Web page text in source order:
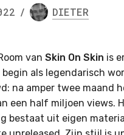
/ DIETER
van Skin On Skin is
als legendarisch
na amper twee maand
een half miljoen views.
bestaat uit eigen